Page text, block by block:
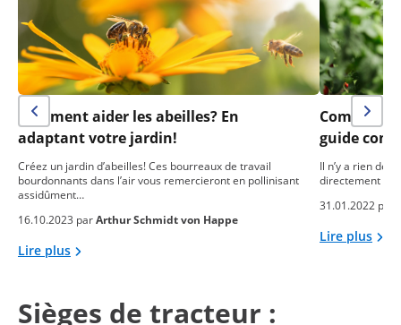
Comment aider les abeilles? En
adaptant votre jardin!
Créez un jardin d’abeilles! Ces bourreaux de travail
bourdonnants dans l’air vous remercieront en pollinisant
assidûment…
16.10.2023 parArthur Schmidt von Happe
Lire plus
Comment
guide
Il n’y a rien de
directement
31.01.2022 par
Lire plus
Sièges de tracteur :